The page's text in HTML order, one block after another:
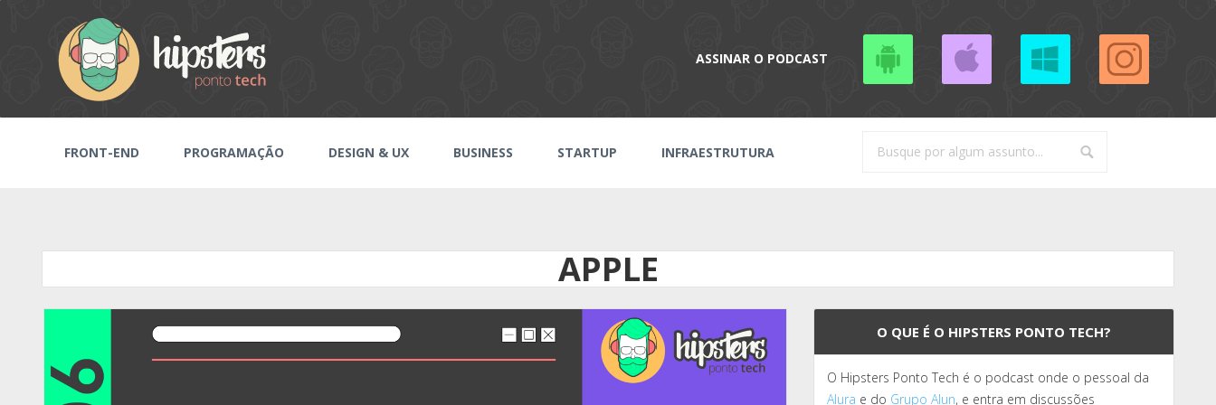
ASSINAR O PODCAST
FRONT-END PROGRAMAÇÃO DESIGN & UX BUSINESS STARTUP INFRAESTRUTURA
APPLE
O QUE É O HIPSTERS PONTO TECH?
O Hipsters Ponto Tech é o podcast onde o pessoal da
Alura e do Grupo Alun, e entra em discussões